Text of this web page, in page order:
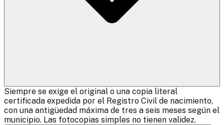
Siempre se exige el original o una copia literal
certificada expedida por el Registro Civil de nacimiento,
con una antigüedad máxima de tres a seis meses según el
municipio. Las fotocopias simples no tienen validez.